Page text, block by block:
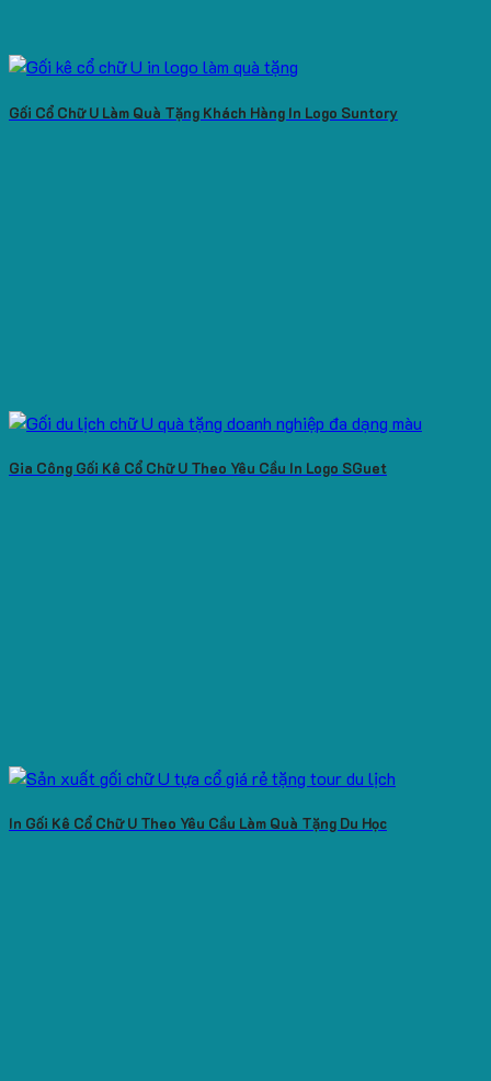
Gối Cổ Chữ U Làm Quà Tặng Khách Hàng In Logo Suntory
Gia Công Gối Kê Cổ Chữ U Theo Yêu Cầu In Logo SGuet
In Gối Kê Cổ Chữ U Theo Yêu Cầu Làm Quà Tặng Du Học